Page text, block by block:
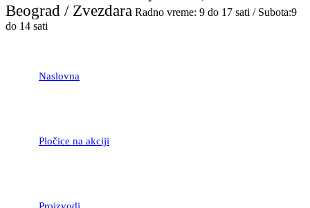
Beograd / Zvezdara Radno vreme: 9 do 17 sati / Subota:9
do 14 sati
Naslovna
Pločice na akciji